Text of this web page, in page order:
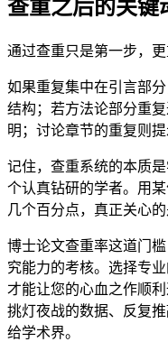
查重之后的关键
通过查重只是第一步，
如果重复集中在引言部
结构；若方法论部分重
明；讨论章节的重复则
记住，查重系统的本质
个认真钻研的学者。用
几个百分点，真正关心
博士论文查重率这道门
究能力的考核。选择专
才能让您的心血之作顺
挑灯夜战的数据、反复
给学术界。